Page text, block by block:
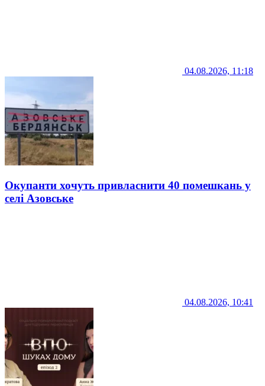
04.08.2026, 11:18
Окупанти хочуть привласнити 40 помешкань у
селі Азовське
04.08.2026, 10:41